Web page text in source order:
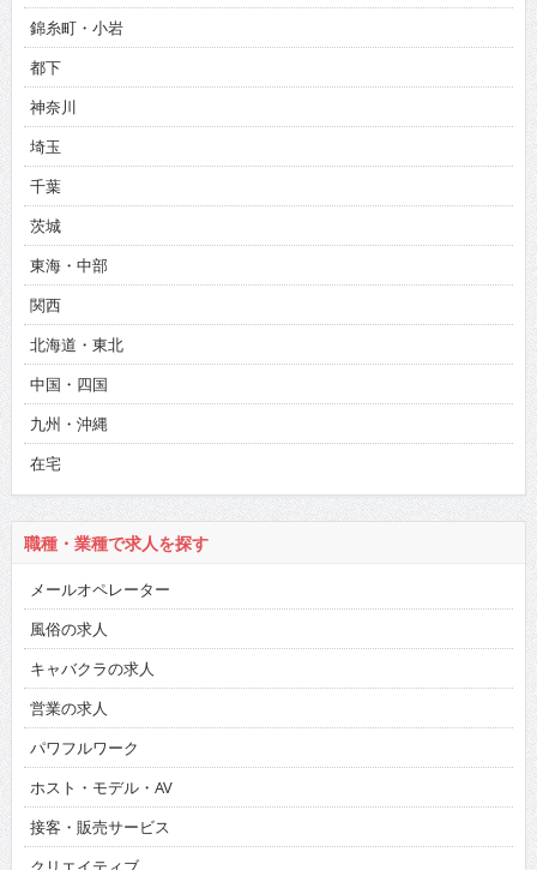
錦糸町・小岩
都下
神奈川
埼玉
千葉
茨城
東海・中部
関西
北海道・東北
中国・四国
九州・沖縄
在宅
職種・業種で求人を探す
メールオペレーター
風俗の求人
キャバクラの求人
営業の求人
パワフルワーク
ホスト・モデル・AV
接客・販売サービス